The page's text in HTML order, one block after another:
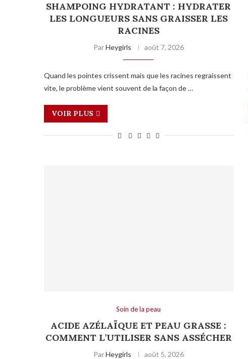
SHAMPOING HYDRATANT : HYDRATER
LES LONGUEURS SANS GRAISSER LES
RACINES
ParHeygirls août 7, 2026
Quand les pointes crissent mais que les racines regraissent
vite, le problème vient souvent de la façon de …
VOIR PLUS
Soin de la peau
ACIDE AZÉLAÏQUE ET PEAU GRASSE :
COMMENT L’UTILISER SANS ASSÉCHER
ParHeygirls août 5, 2026